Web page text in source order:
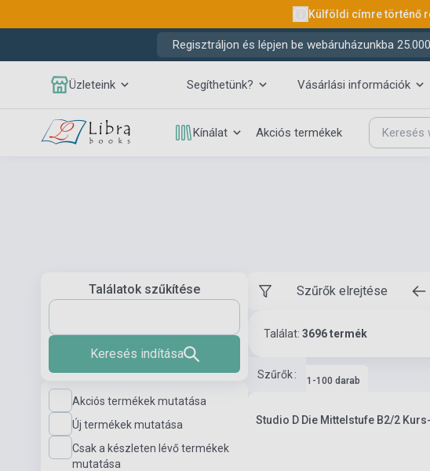
Külföldi címre történő
Regisztráljon és lépjen be webáruházunkba
Üzleteink Segíthetünk? Vásárlási információk
Kínálat Akciós termékek
Találatok szűkítése
Keresés indítása
Akciós termékek mutatása
Új termékek mutatása
Csak a készleten lévő termékek
mutatása
Szűrők elrejtése
Találat: 3696 termék
Szűrők:
Készlet: 11-100 darab
Studio D Die Mittelstufe B2/2